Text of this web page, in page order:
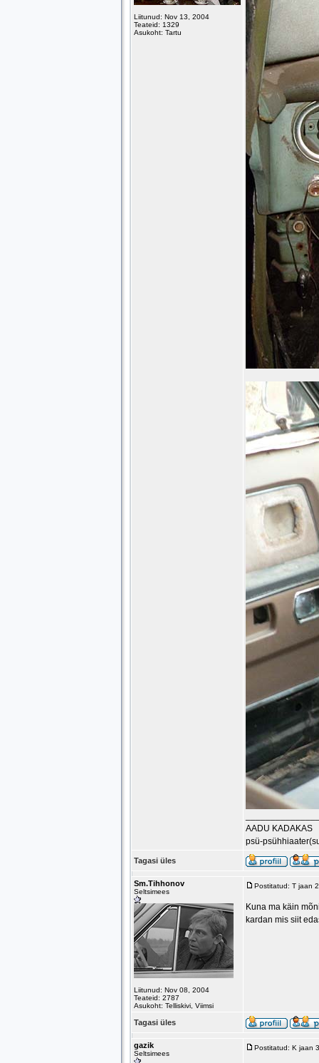
Liitunud: Nov 13, 2004
Teateid: 1329
Asukoht: Tartu
AADU KADAKAS
psü-
Tagasi üles
Sm.Tihhonov
Seltsimees
Liitunud: Nov 08, 2004
Teateid: 2787
Asukoht: Telliskivi, Viimsi
Postitatud: T jaan
Kuna ma käin
kardan mis siit
Tagasi üles
gazik
Seltsimees
Postitatud: K jaan